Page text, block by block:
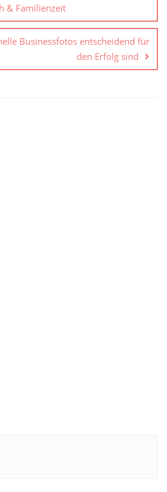
& Familienzeit
Businessfotos entscheidend für
den Erfolg sind